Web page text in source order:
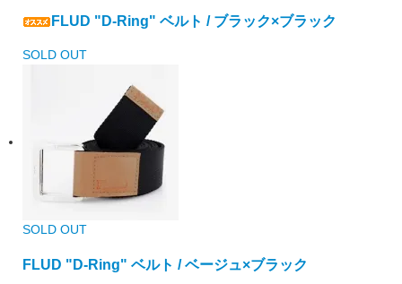
FLUD "D-Ring" ベルト / ブラック×ブラック
SOLD OUT
SOLD OUT
FLUD "D-Ring" ベルト / ベージュ×ブラック